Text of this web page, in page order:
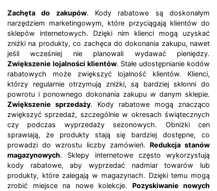
Zachęta do zakupów. Kody rabatowe są doskonałym
narzędziem marketingowym, które przyciągają klientów do
sklepów internetowych. Dzięki nim klienci mogą uzyskać
zniżki na produkty, co zachęca do dokonania zakupu, nawet
jeśli wcześniej nie planowali wydawać pieniędzy.
Zwiększenie lojalności klientów. Stałe udostępnianie kodów
rabatowych może zwiększyć lojalność klientów. Klienci,
którzy regularnie otrzymują zniżki, są bardziej skłonni do
powrotu i ponownego dokonania zakupu w danym sklepie.
Zwiększenie sprzedaży. Kody rabatowe mogą znacząco
zwiększyć sprzedaż, szczególnie w okresach świątecznych
czy podczas wyprzedaży sezonowych. Obniżki cen
sprawiają, że produkty stają się bardziej dostępne, co
prowadzi do wzrostu liczby zamówień. Redukcja stanów
magazynowych. Sklepy internetowe często wykorzystują
kody rabatowe, aby wyprzedać nadmiar towarów lub
produkty, które zalegają w magazynach. Dzięki temu mogą
zrobić miejsce na nowe kolekcje. Pozyskiwanie nowych